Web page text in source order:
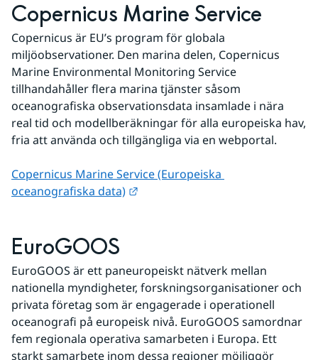
Copernicus Marine Service
Copernicus är EU’s program för globala
miljöobservationer. Den marina delen, Copernicus
Marine Environmental Monitoring Service
tillhandahåller flera marina tjänster såsom
oceanografiska observationsdata insamlade i nära
real tid och modellberäkningar för alla europeiska hav,
fria att använda och tillgängliga via en webportal.
Copernicus Marine Service (Europeiska
oceanografiska data)
EuroGOOS
EuroGOOS är ett paneuropeiskt nätverk mellan
nationella myndigheter, forskningsorganisationer och
privata företag som är engagerade i operationell
oceanografi på europeisk nivå. EuroGOOS samordnar
fem regionala operativa samarbeten i Europa. Ett
starkt samarbete inom dessa regioner möjliggör